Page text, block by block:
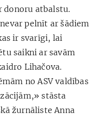
donoru atbalstu.
pelnīt ar šādiem
ir svarīgi, lai
saikni ar savām
Lihačova.
no ASV valdības
stāsta
žurnāliste Anna